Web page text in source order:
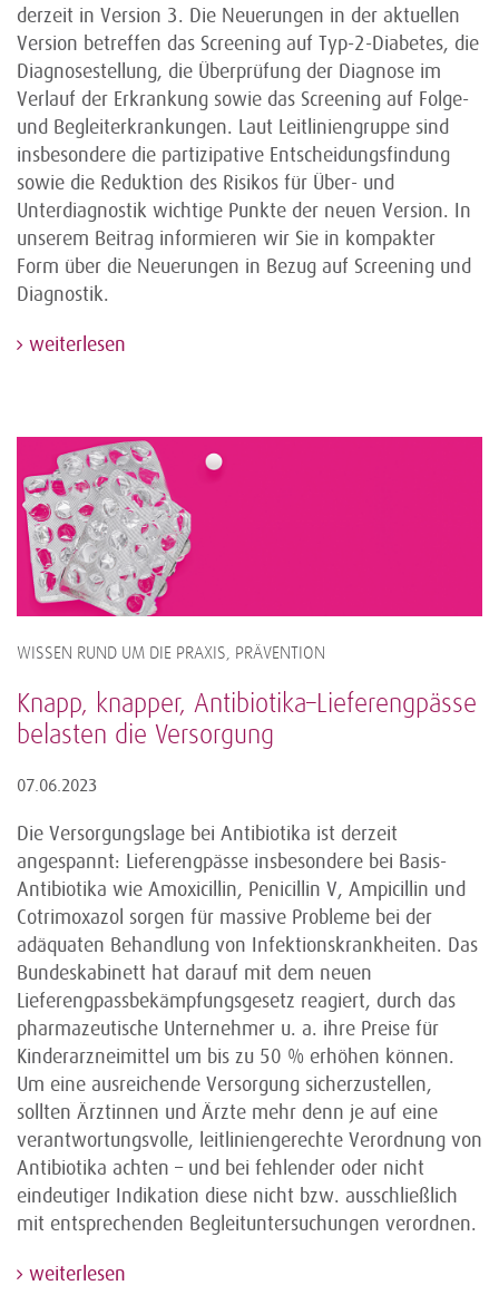
derzeit in Version 3. Die Neuerungen in der aktuellen
Version betreffen das Screening auf Typ-2-Diabetes, die
Diagnosestellung, die Überprüfung der Diagnose im
Verlauf der Erkrankung sowie das Screening auf Folge-
und Begleiterkrankungen. Laut Leitliniengruppe sind
insbesondere die partizipative Entscheidungsfindung
sowie die Reduktion des Risikos für Über- und
Unterdiagnostik wichtige Punkte der neuen Version. In
unserem Beitrag informieren wir Sie in kompakter
Form über die Neuerungen in Bezug auf Screening und
Diagnostik.
weiterlesen
WISSEN RUND UM DIE PRAXIS, PRÄVENTION
Knapp, knapper, Antibiotika–Lieferengpässe
belasten die Versorgung
07.06.2023
Die Versorgungslage bei Antibiotika ist derzeit
angespannt: Lieferengpässe insbesondere bei Basis-
Antibiotika wie Amoxicillin, Penicillin V, Ampicillin und
Cotrimoxazol sorgen für massive Probleme bei der
adäquaten Behandlung von Infektionskrankheiten. Das
Bundeskabinett hat darauf mit dem neuen
Lieferengpassbekämpfungsgesetz reagiert, durch das
pharmazeutische Unternehmer u. a. ihre Preise für
Kinderarzneimittel um bis zu 50 % erhöhen können.
Um eine ausreichende Versorgung sicherzustellen,
sollten Ärztinnen und Ärzte mehr denn je auf eine
verantwortungsvolle, leitliniengerechte Verordnung von
Antibiotika achten – und bei fehlender oder nicht
eindeutiger Indikation diese nicht bzw. ausschließlich
mit entsprechenden Begleituntersuchungen verordnen.
weiterlesen